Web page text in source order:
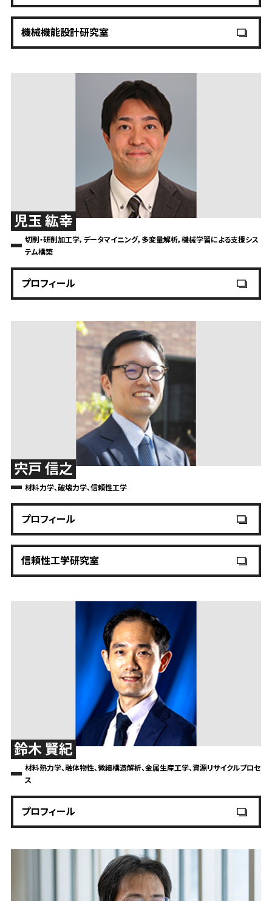
機械機能設計研究室
児玉 紘幸
切削・研削加工学，データマイニング，多変量解析，機械学習による支援シス
テム構築
プロフィール
宍戸 信之
材料力学、破壊力学、信頼性工学
プロフィール
信頼性工学研究室
鈴木 賢紀
材料熱力学、融体物性、微細構造解析、金属生産工学、資源リサイクルプロセ
ス
プロフィール